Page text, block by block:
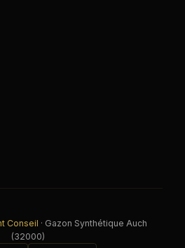
Conseil · Gazon Synthétique Auch
(32000)